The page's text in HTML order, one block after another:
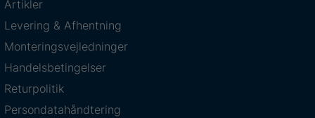
Artikler
Levering & Afhentning
Monteringsvejledninger
Handelsbetingelser
Returpolitik
Persondatahåndtering